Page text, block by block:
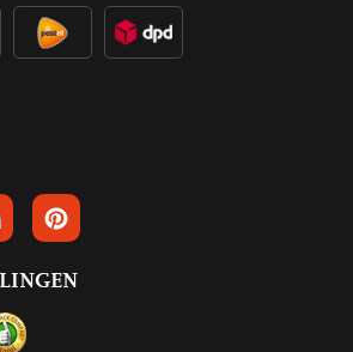
OP INSTAGRAM
ONS OP LINKEDIN
VOLG ONS OP PINTEREST